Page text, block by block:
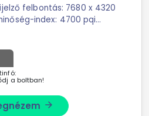
index: 4700 pqi
8K Technológia: Quantum
a boltban!
arrow_forward